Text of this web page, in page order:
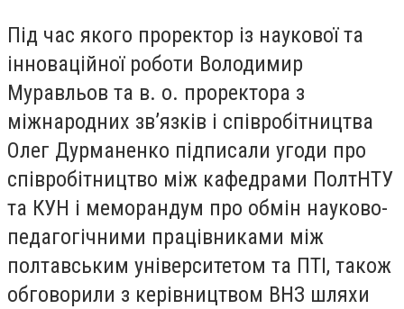
Під час якого проректор із наукової та
інноваційної роботи Володимир
Муравльов та в. о. проректора з
міжнародних зв’язків і співробітництва
Олег Дурманенко підписали угоди про
співробітництво між кафедрами ПолтНТУ
та КУН і меморандум про обмін науково-
педагогічними працівниками між
полтавським університетом та ПТІ, також
обговорили з керівництвом ВНЗ шляхи